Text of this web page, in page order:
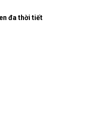
đa thời tiết